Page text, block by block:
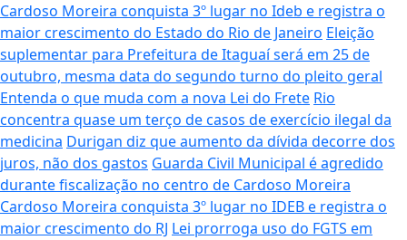
Cardoso Moreira conquista 3º lugar no Ideb e registra o
maior crescimento do Estado do Rio de Janeiro Eleição
suplementar para Prefeitura de Itaguaí será em 25 de
outubro, mesma data do segundo turno do pleito geral
Entenda o que muda com a nova Lei do Frete Rio
concentra quase um terço de casos de exercício ilegal da
medicina Durigan diz que aumento da dívida decorre dos
juros, não dos gastos Guarda Civil Municipal é agredido
durante fiscalização no centro de Cardoso Moreira
Cardoso Moreira conquista 3º lugar no IDEB e registra o
maior crescimento do RJ Lei prorroga uso do FGTS em